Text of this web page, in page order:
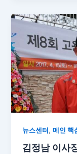
뉴스센터,메인 핵
김정남 이사